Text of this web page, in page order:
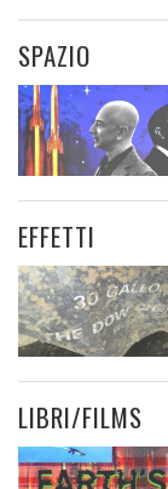
SPAZIO
EFFETTI
LIBRI/FILMS